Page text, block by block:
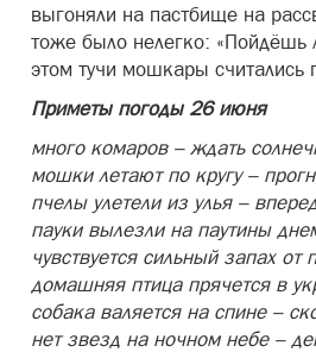
выгоняли на пастбище на
тоже было нелегко: «Пойдёшь
этом тучи мошкары
Приметы погоды 26 июня
много комаров – ждать
мошки летают по кругу –
пчелы улетели из улья –
пауки вылезли на паутины
чувствуется сильный запах
домашняя птица прячется в
собака валяется на спине –
нет звезд на ночном небе –